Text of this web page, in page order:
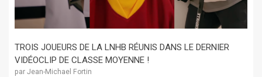
TROIS JOUEURS DE LA LNHB RÉUNIS DANS LE DERNIER
VIDÉOCLIP DE CLASSE MOYENNE !
par Jean-Michael Fortin